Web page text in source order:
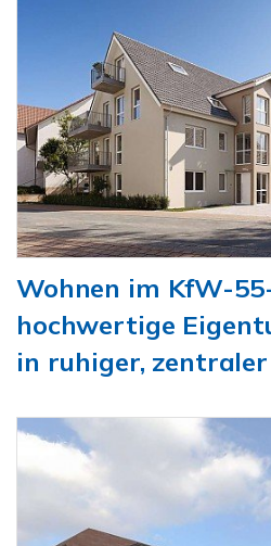
Wohnen im KfW-
hochwertige
in ruhiger, zentraler